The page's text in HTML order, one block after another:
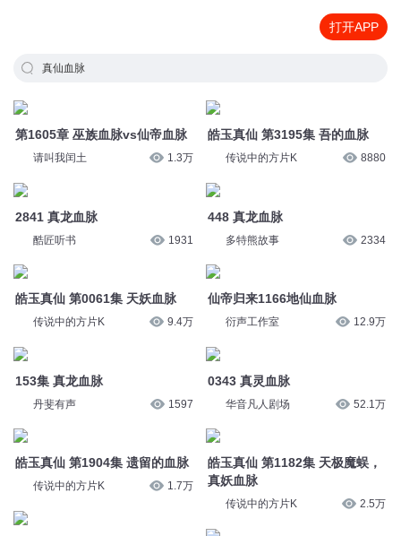
打开APP
真仙血脉
第1605章 巫族血脉vs仙帝血脉
请叫我闰土 1.3万
2841 真龙血脉
酷匠听书 1931
皓玉真仙 第0061集 天妖血脉
传说中的方片K 9.4万
153集 真龙血脉
丹斐有声 1597
皓玉真仙 第1904集 遗留的血脉
传说中的方片K 1.7万
皓玉真仙 第3195集 吾的血脉
传说中的方片K 8880
448 真龙血脉
多特熊故事 2334
仙帝归来1166地仙血脉
衍声工作室 12.9万
0343 真灵血脉
华音凡人剧场 52.1万
皓玉真仙 第1182集 天极魔蜈，
真妖血脉
传说中的方片K 2.5万